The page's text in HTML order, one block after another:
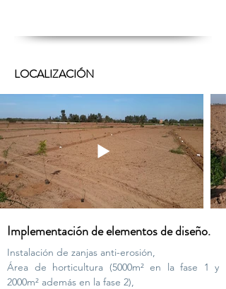
LOCALIZACIÓN
Implementación de elementos de diseño.
Instalación de zanjas anti-erosión,
Área de horticultura (5000m² en la fase 1 y
2000m² además en la fase 2),